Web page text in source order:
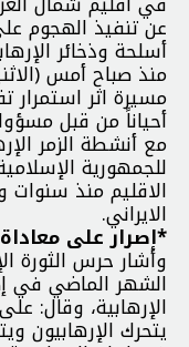
عن تنفيذ الهجوم
أسلحة وذخائر
منذ صباح أمس
مسيرة اثر استمرار
أحياناً من قبل
مع أنشطة الزمر
للجمهورية
الاقليم منذ
الايراني.
*إصرار على
وأشار حرس الثورة
الشهر الماضي في
الإرهابية، وقال:
يتحرك الإرهابيون